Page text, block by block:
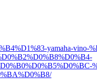
yamaha-